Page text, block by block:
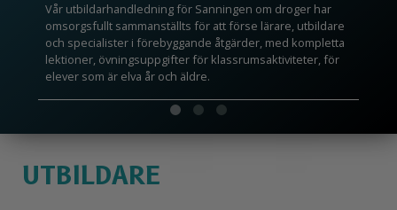
Vår utbildarhandledning för Sanningen om droger har
omsorgsfullt sammanställts för att förse lärare, utbildare
och specialister i förebyggande åtgärder, med kompletta
lektioner, övningsuppgifter för klassrumsaktiviteter, för
elever som är elva år och äldre.
UTBILDARE